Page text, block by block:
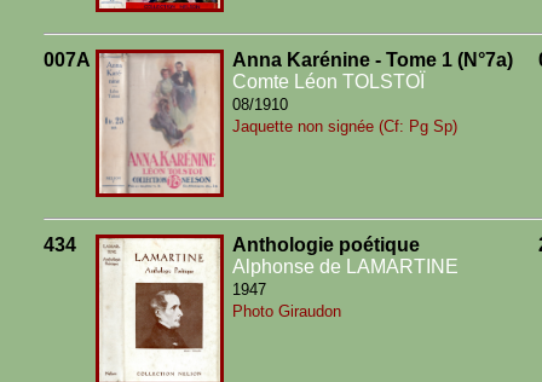
007A
Anna Karénine - Tome 1 (N°7a)
Comte Léon TOLSTOÏ
08/1910
Jaquette non signée (Cf: Pg Sp)
434
Anthologie poétique
Alphonse de LAMARTINE
1947
Photo Giraudon